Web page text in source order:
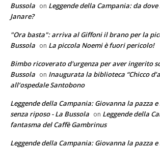
Bussola on Leggende della Campania: da
Janare?
"Ora basta": arriva al Giffoni il brano per la
Bussola on La piccola Noemi è fuori pericolo!
Bimbo ricoverato d'urgenza per aver ingerito
Bussola on Inaugurata la biblioteca “Chicco
all’ospedale Santobono
Leggende della Campania: Giovanna la pazza
senza riposo - La Bussola on Leggende della
fantasma del Caffè Gambrinus
Leggende della Campania: Giovanna la pazza